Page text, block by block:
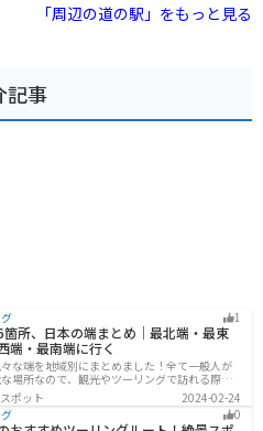
並びます。特に多古町は米の産地として知
美味しいお米がお手頃価格で購入できま
。国道296号は、利根川沿いに走り、田
気持ちの良い道なので、ツーリングにも
の駅 多古で休憩がてら、地元の美味しいも
「周辺の道の駅」をもっと見る
記事
1
箇所、日本の端まとめ｜最北端・最東
端・最南端に行く
な端を地域別にまとめました！全て一般人が
場所なので、観光やツーリングで訪れる際の
ください。
ポット
2024-02-24
0